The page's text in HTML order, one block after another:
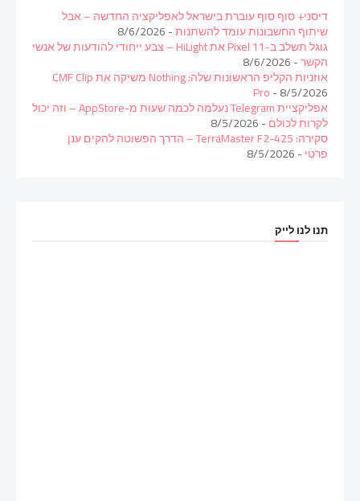
דיסני+ סוף סוף עוברת בישראל לאפליקציה החדשה – אבל
שיתוף החשבונות עומד להשתנות- 8/6/2026
גוגל תשלב ב-Pixel 11 את HiLight – צבע ייחודי להודעות של אנשי
הקשר- 8/6/2026
אוזניות הקליפ הראשונות שלה: Nothing משיקה את CMF Clip
Pro- 8/5/2026
אפליקציית Telegram נעלמה לכמה שעות מ-AppStore – וזה יכול
לקרות לכולם- 8/5/2026
סקירה: TerraMaster F2-425 – הדרך הפשוטה להקים ענן
פרטי- 8/5/2026
תנו לנו לייק